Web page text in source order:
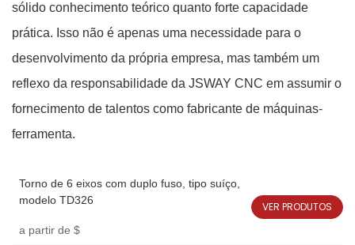
sólido conhecimento teórico quanto forte capacidade
prática. Isso não é apenas uma necessidade para o
desenvolvimento da própria empresa, mas também um
reflexo da responsabilidade da JSWAY CNC em assumir o
fornecimento de talentos como fabricante de máquinas-
ferramenta.
Torno de 6 eixos com duplo fuso, tipo suíço,
modelo TD326
a partir de $
VER PRODUTOS